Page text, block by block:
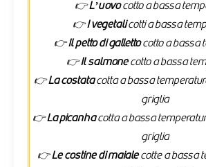
👉L’uovocotto a bassa
👉I vegetalicotti a bassa
👉Il petto di gallettocotto a bassa
👉Il salmonecotto a bassa
👉La costatacotta a bassa
griglia
👉La picanhacotta a bassa
griglia
👉Le costine di maialecotte a bassa